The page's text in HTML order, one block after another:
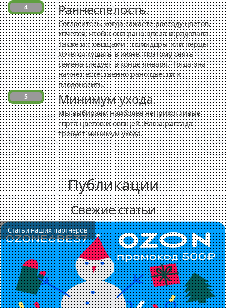
4 Раннеспелость.
Согласитесь, когда сажаете рассаду цветов,
хочется, чтобы она рано цвела и радовала.
Также и с овощами - помидоры или перцы
хочется кушать в июне. Поэтому сеять
семена следует в конце января. Тогда она
начнет естественно рано цвести и
плодоносить.
5 Минимум ухода.
Мы выбираем наиболее неприхотливые
сорта цветов и овощей. Наша рассада
требует минимум ухода.
Публикации
Свежие статьи
Статьи наших партнеров